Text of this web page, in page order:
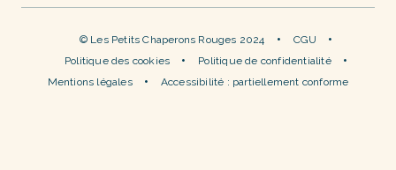
© Les Petits Chaperons Rouges 2024
CGU
Politique des cookies
Politique de confidentialité
Mentions légales
Accessibilité : partiellement conforme